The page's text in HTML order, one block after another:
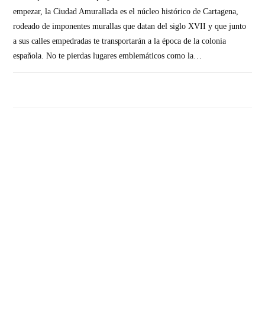
empezar, la Ciudad Amurallada es el núcleo histórico de Cartagena,
rodeado de imponentes murallas que datan del siglo XVII y que junto
a sus calles empedradas te transportarán a la época de la colonia
española. No te pierdas lugares emblemáticos como la…